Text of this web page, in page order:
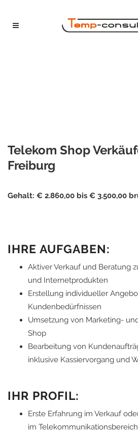
Telekom Shop
Freiburg
Gehalt: € 2.860,00 bis € 3.500,00
IHRE AUFGABEN:
Aktiver Verkauf und Beratung
und Internetprodukten
Erstellung individueller
Kundenbedürfnissen
Umsetzung von Marketing-
Shop
Bearbeitung von
inklusive Kassiervorgang und
IHR PROFIL:
Erste Erfahrung im Verkauf
im Telekommunikationsbereich